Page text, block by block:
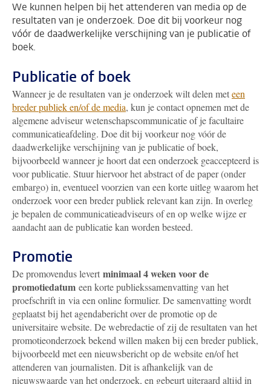
We kunnen helpen bij het attenderen van media op de
resultaten van je onderzoek. Doe dit bij voorkeur nog
vóór de daadwerkelijke verschijning van je publicatie of
boek.
Publicatie of boek
Wanneer je de resultaten van je onderzoek wilt delen meteen
breder publiek en/of de media, kun je contact opnemen met de
algemene adviseur wetenschapscommunicatie of je facultaire
communicatieafdeling. Doe dit bij voorkeur nog vóór de
daadwerkelijke verschijning van je publicatie of boek,
bijvoorbeeld wanneer je hoort dat een onderzoek geaccepteerd is
voor publicatie. Stuur hiervoor het abstract of de paper (onder
embargo) in, eventueel voorzien van een korte uitleg waarom het
onderzoek voor een breder publiek relevant kan zijn. In overleg
je bepalen de communicatieadviseurs of en op welke wijze er
aandacht aan de publicatie kan worden besteed.
Promotie
De promovendus levert minimaal 4 weken voor de
promotiedatum een korte publiekssamenvatting van het
proefschrift in via een online formulier. De samenvatting wordt
geplaatst bij het agendabericht over de promotie op de
universitaire website. De webredactie of zij de resultaten van het
promotieonderzoek bekend willen maken bij een breder publiek,
bijvoorbeeld met een nieuwsbericht op de website en/of het
attenderen van journalisten. Dit is afhankelijk van de
nieuwswaarde van het onderzoek, en gebeurt uiteraard altijd in